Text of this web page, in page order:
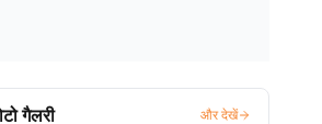
गैलरी और देखें